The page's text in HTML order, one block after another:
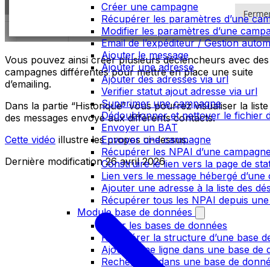
Créer une campagne
Récupérer les paramètres d’une
Modifier les paramètres d’une
Email de l’expéditeur / Gestion
Ajouter le message
Ajouter une adresse
Ajouter des adresses via url
Verifier statut ajout adresse via url
Supprimer une campagne
Dédoublonner et nettoyer le fichier
Envoyer un BAT
Envoyer une campagne
Récupérer les NPAI d’une
Construire le lien vers la page de
Lien vers le message hébergé d’une
Ajouter une adresse à la liste des
Récupérer tous les NPAI depuis
Module base de données
Lister les bases de données
Récupérer la structure d’une base
Ajouter une ligne dans une base de
Rechercher dans une base de
Vous pouvez ainsi créer plusieurs déclencheurs avec des
campagnes différentes pour mettre en place une suite
d’emailing.
Dans la partie “Historique” vous pourrez visualiser la liste
des messages envoyé aux différents contacts.
Cette vidéo illustre les propos ci-dessus.
Dernière modification26 avril 2026